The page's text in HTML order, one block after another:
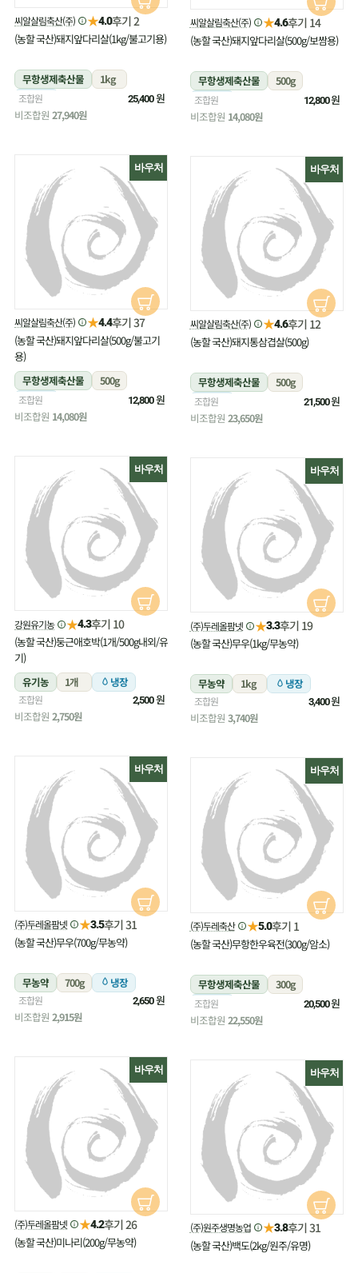
씨알살림축산(주) ★4.0후기 2
(농할 국산)돼지앞다리살(1kg/불고기용)
무항생제축산물
1kg
냉장
조합원 25,400원
비조합원 27,940원
씨알살림축산(주) ★4.6후기 14
(농할 국산)돼지앞다리살(500g/보쌈용)
무항생제축산물
500g
냉장
조합원 12,800원
비조합원 14,080원
바우처
씨알살림축산(주) ★4.4후기 37
(농할 국산)돼지앞다리살(500g/불고기
용)
무항생제축산물
500g
냉장
조합원 12,800원
비조합원 14,080원
바우처
씨알살림축산(주) ★4.6후기 12
(농할 국산)돼지통삼겹살(500g)
무항생제축산물
500g
냉장
조합원 21,500원
비조합원 23,650원
바우처
강원유기농 ★4.3후기 10
(농할 국산)둥근애호박(1개/500g내외/유
기)
유기농
1개 냉장
조합원 2,500원
비조합원 2,750원
바우처
(주)두레올팜넷 ★3.3후기 19
(농할 국산)무우(1kg/무농약)
무농약 1kg 냉장
조합원 3,400원
비조합원 3,740원
바우처
(주)두레올팜넷 ★3.5후기 31
(농할 국산)무우(700g/무농약)
무농약 700g 냉장
조합원 2,650원
비조합원 2,915원
바우처
(주)두레축산 ★5.0후기 1
(농할 국산)무항한우육전(300g/암소)
무항생제축산물
300g
냉장
조합원 20,500원
비조합원 22,550원
바우처
(주)두레올팜넷 ★4.2후기 26
(농할 국산)미나리(200g/무농약)
바우처
(주)원주생명농업 ★3.8후기 31
(농할 국산)백도(2kg/원주/유명)